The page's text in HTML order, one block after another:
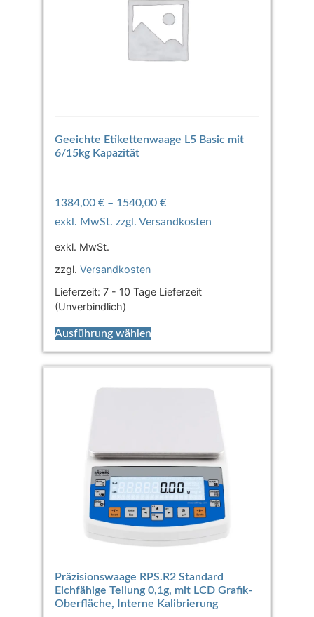
Geeichte Etikettenwaage L5 Basic mit
6/15kg Kapazität
1384,00 €– 1540,00 €
exkl. MwSt.
zzgl. Versandkosten
Lieferzeit: 7 - 10 Tage Lieferzeit
(Unverbindlich)
Ausführung wählen
Präzisionswaage RPS.R2 Standard
Eichfähige Teilung 0,1g, mit LCD Grafik-
Oberfläche, Interne Kalibrierung